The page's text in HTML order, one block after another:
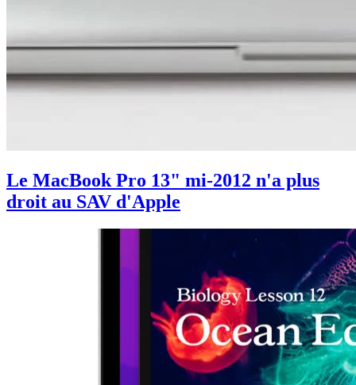
Le MacBook Pro 13" mi-2012 n'a plus
droit au SAV d'Apple